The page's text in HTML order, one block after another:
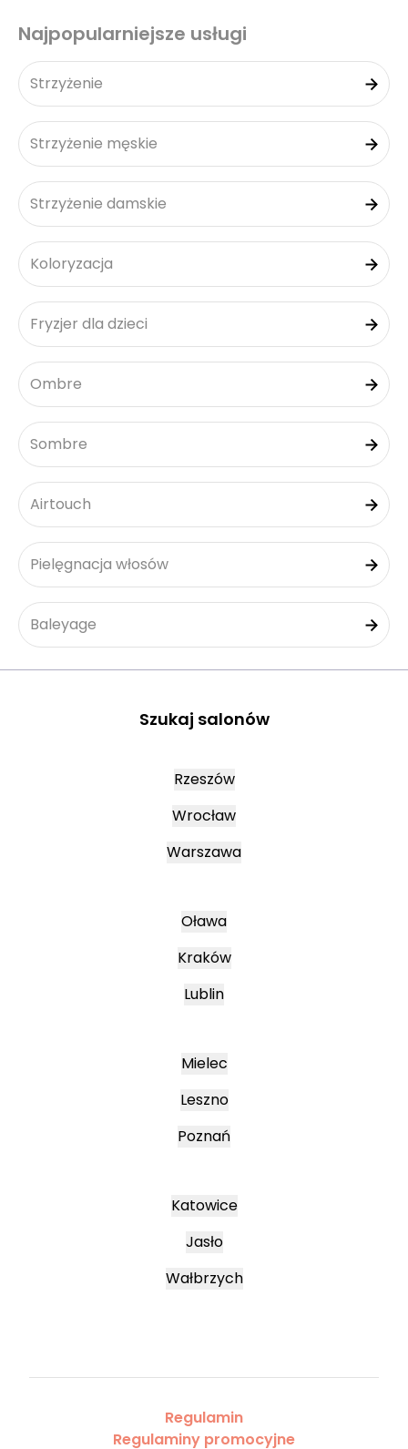
Najpopularniejsze usługi
Strzyżenie
Strzyżenie męskie
Strzyżenie damskie
Koloryzacja
Fryzjer dla dzieci
Ombre
Sombre
Airtouch
Pielęgnacja włosów
Baleyage
Szukaj salonów
Rzeszów
Wrocław
Warszawa
Oława
Kraków
Lublin
Mielec
Leszno
Poznań
Katowice
Jasło
Wałbrzych
Regulamin
Regulaminy promocyjne